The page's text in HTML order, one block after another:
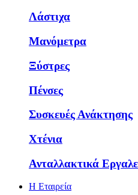
Λάστιχα
Μανόμετρα
Ξύστρες
Πένσες
Συσκευές Ανάκτησης
Χτένια
Ανταλλακτικά
Η Εταιρεία